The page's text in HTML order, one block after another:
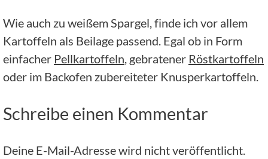
Wie auch zu weißem Spargel, finde ich vor allem
Kartoffeln als Beilage passend. Egal ob in Form
einfacher Pellkartoffeln , gebratener Röstkartoffeln
oder im Backofen zubereiteter Knusperkartoffeln.
Schreibe einen Kommentar
Deine E-Mail-Adresse wird nicht veröffentlicht.